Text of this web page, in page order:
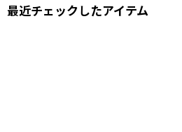
最近チェックしたアイテム